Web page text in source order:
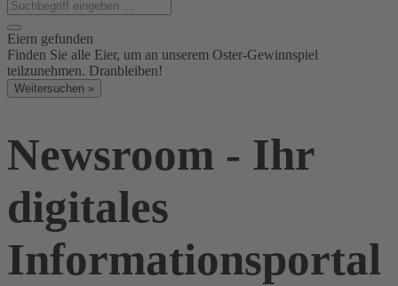
Eiern gefunden
Finden Sie alle Eier, um an unserem Oster-Gewinnspiel
teilzunehmen. Dranbleiben!
Weitersuchen »
Newsroom - Ihr
digitales
Informationsportal